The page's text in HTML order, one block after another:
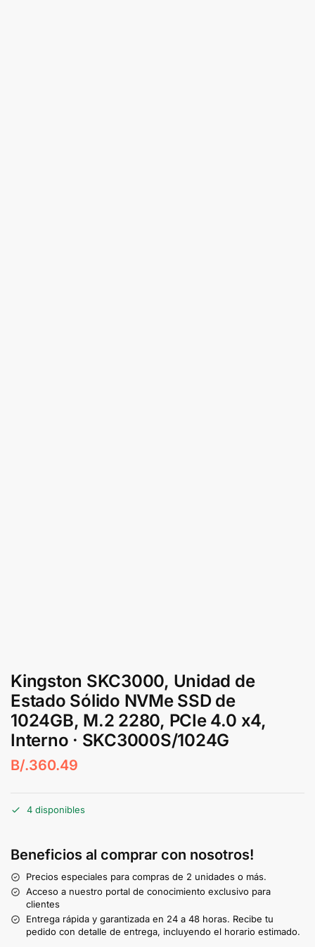
Kingston SKC3000, Unidad de
Estado Sólido NVMe SSD de
1024GB, M.2 2280, PCIe 4.0 x4,
Interno · SKC3000S/1024G
B/.360.49
4 disponibles
Beneficios al comprar con nosotros!
Precios especiales para compras de 2 unidades o más.
Acceso a nuestro portal de conocimiento exclusivo para
clientes
Entrega rápida y garantizada en 24 a 48 horas. Recibe tu
pedido con detalle de entrega, incluyendo el horario estimado.